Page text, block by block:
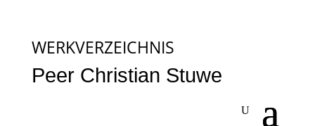
WERKVERZEICHNIS
Peer Christian Stuwe